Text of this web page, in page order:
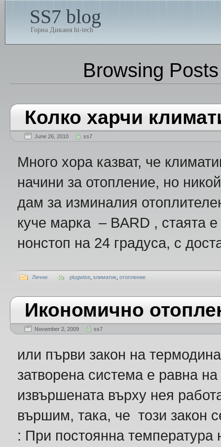
SS7 blog
Горна Диканя hi-tech
Browsing
Колко харчи
June 26, 2010 ss7
Много хора казват, че
начини за отопление, но
дам за изминалия
куче марка – BARD , стаята
нонстоп на 24 градуса, с
Лични plugwise климатик отопление
Икономично
November 2, 2009 ss7
или първи закон на
затворена система е равна
извършената върху нея
вършим, така, че този закон
: При постоянна температура